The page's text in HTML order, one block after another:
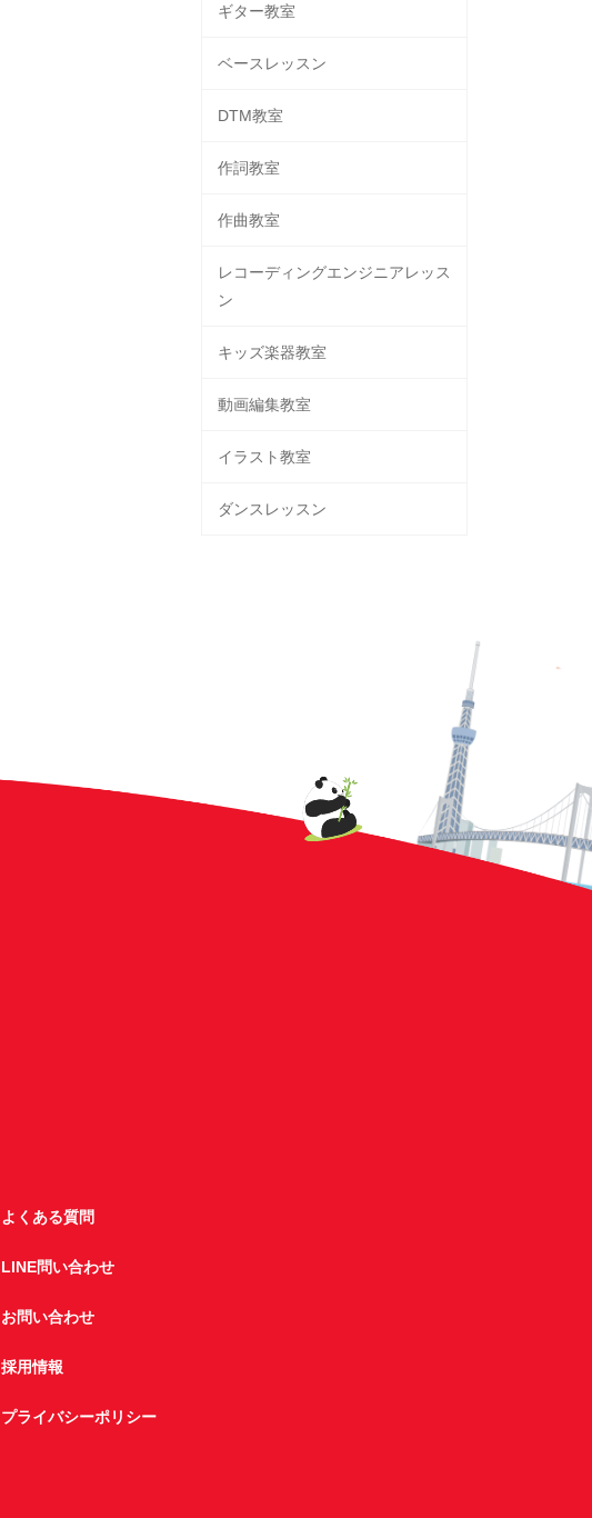
ギター教室
ベースレッスン
DTM教室
作詞教室
作曲教室
レコーディングエンジニアレッス
ン
キッズ楽器教室
動画編集教室
イラスト教室
ダンスレッスン
よくある質問
LINE問い合わせ
お問い合わせ
採用情報
プライバシーポリシー